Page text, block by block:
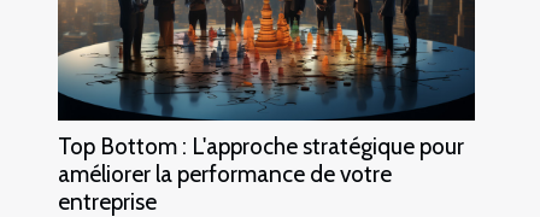
Top Bottom : L'approche stratégique pour
améliorer la performance de votre
entreprise